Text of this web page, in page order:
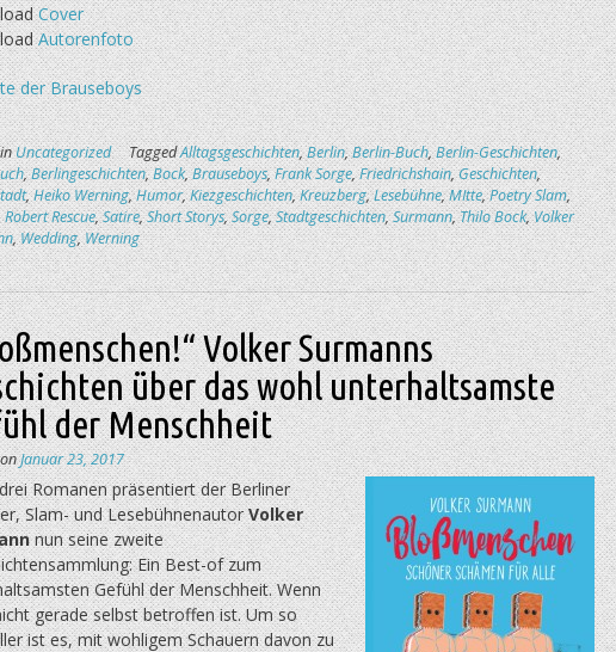
Cover
Autorenfoto
der Brauseboys
inUncategorized TaggedAlltagsgeschichten,Berlin,Berlin-Buch,Berlin-Geschichten,
,Berlingeschichten,Bock,Brauseboys,Frank Sorge,Friedrichshain,Geschichten,
,Heiko Werning,Humor,Kiezgeschichten,Kreuzberg,Lesebühne,MItte,Poetry Slam,
Robert Rescue,Satire,Short Storys,Sorge,Stadtgeschichten,Surmann,Thilo Bock,Volker
,Wedding,Werning
Volker Surmanns
über das wohl unterhaltsamste
der Menschheit
onJanuar 23, 2017
Romanen präsentiert der Berliner
Slam- und LesebühnenautorVolker
nun seine zweite
Ein Best-of zum
Gefühl der Menschheit. Wenn
gerade selbst betroffen ist. Um so
ist es, mit wohligem Schauern davon zu